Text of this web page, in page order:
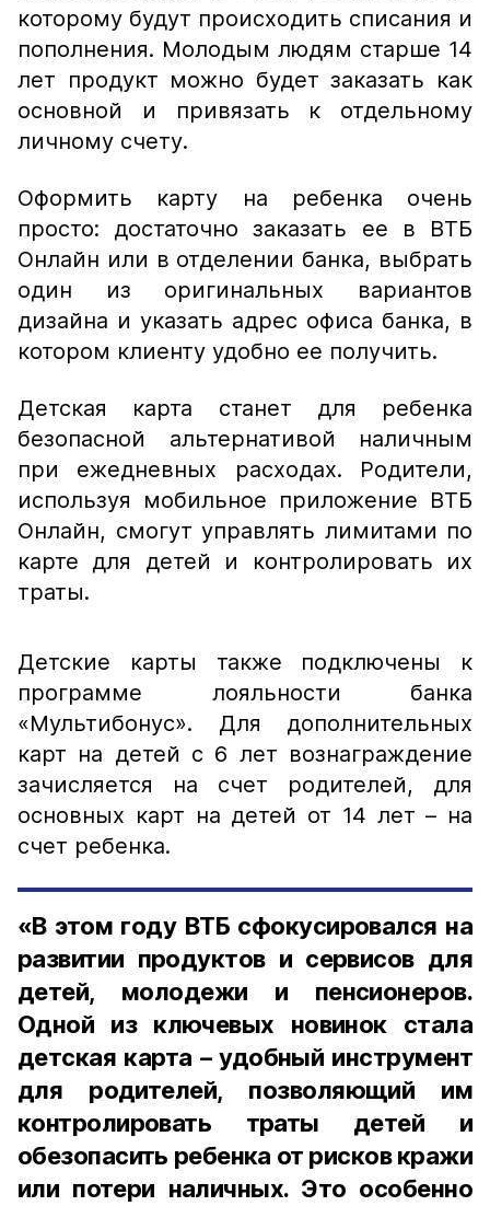
которому будут происходить списания и
пополнения. Молодым людям старше 14
лет продукт можно будет заказать как
основной и привязать к отдельному
личному счету.
Оформить карту на ребенка очень
просто: достаточно заказать ее в ВТБ
Онлайн или в отделении банка, выбрать
один из оригинальных вариантов
дизайна и указать адрес офиса банка, в
котором клиенту удобно ее получить.
Детская карта станет для ребенка
безопасной альтернативой наличным
при ежедневных расходах. Родители,
используя мобильное приложение ВТБ
Онлайн, смогут управлять лимитами по
карте для детей и контролировать их
траты.
Детские карты также подключены к
программе лояльности банка
«Мультибонус». Для дополнительных
карт на детей с 6 лет вознаграждение
зачисляется на счет родителей, для
основных карт на детей от 14 лет – на
счет ребенка.
«В этом году ВТБ сфокусировался на
развитии продуктов и сервисов для
детей, молодежи и пенсионеров.
Одной из ключевых новинок стала
детская карта – удобный инструмент
для родителей, позволяющий им
контролировать траты детей и
обезопасить ребенка от рисков кражи
или потери наличных. Это особенно